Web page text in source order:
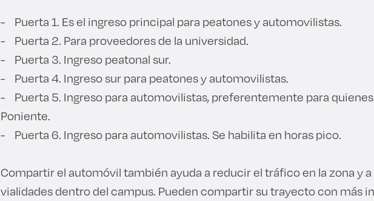
- Puerta 1. Es el ingreso principal para peatones y automovilistas.
- Puerta 2. Para proveedores de la universidad.
- Puerta 3. Ingreso peatonal sur.
- Puerta 4. Ingreso sur para peatones y automovilistas.
- Puerta 5. Ingreso para automovilistas, preferentemente para
Poniente.
- Puerta 6. Ingreso para automovilistas. Se habilita en horas pico.
Compartir el automóvil también ayuda a reducir el tráfico en la zona y a
vialidades dentro del campus. Pueden compartir su trayecto con más